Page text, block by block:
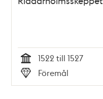
Tid
1522 till 1527
Typ
Föremål